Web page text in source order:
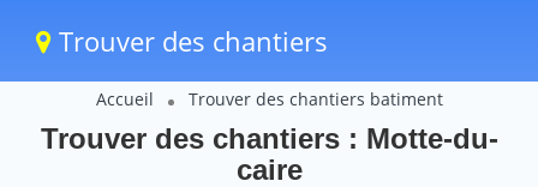
Trouver des chantiers
Accueil Trouver des chantiers batiment
Trouver des chantiers : Motte-du-
caire